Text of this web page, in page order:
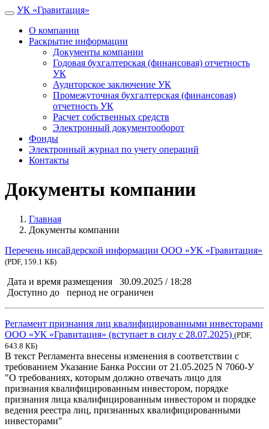
УК «Гравитация»
О компании
Раскрытие информации
Документы компании
Годовая бухгалтерская (финансовая) отчетность
УК
Аудиторское заключение УК
Промежуточная бухгалтерская (финансовая)
отчетность УК
Расчет собственных средств
Электронный документооборот
Фонды
Электронный журнал по учету операций
Контакты
Документы компании
Главная
Документы компании
Перечень инсайдерской информации ООО «УК «Гравитация»
(PDF, 159.1 КБ)
Дата и время размещения
30.09.2025 / 18:28
Доступно до
период не ограничен
Регламент признания лиц квалифицированными инвесторами
ООО «УК «Гравитация» (вступает в силу с 28.07.2025) (PDF,
643.8 КБ)
В текст Регламента внесены изменения в соответствии с
требованием Указание Банка России от 21.05.2025 N 7060-У
"О требованиях, которым должно отвечать лицо для
признания квалифицированным инвестором, порядке
признания лица квалифицированным инвестором и порядке
ведения реестра лиц, признанных квалифицированными
инвесторами"